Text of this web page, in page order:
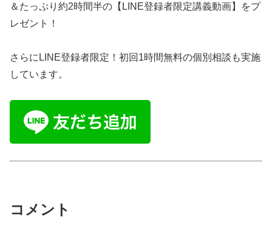
＆たっぷり約2時間半の【LINE登録者限定講義動画】をプ
レゼント！
さらにLINE登録者限定！初回1時間無料の個別相談も実施
しています。
コメント